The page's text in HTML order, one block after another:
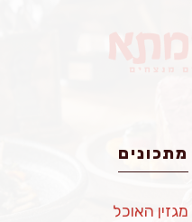
מתכונים
מגזין האוכל